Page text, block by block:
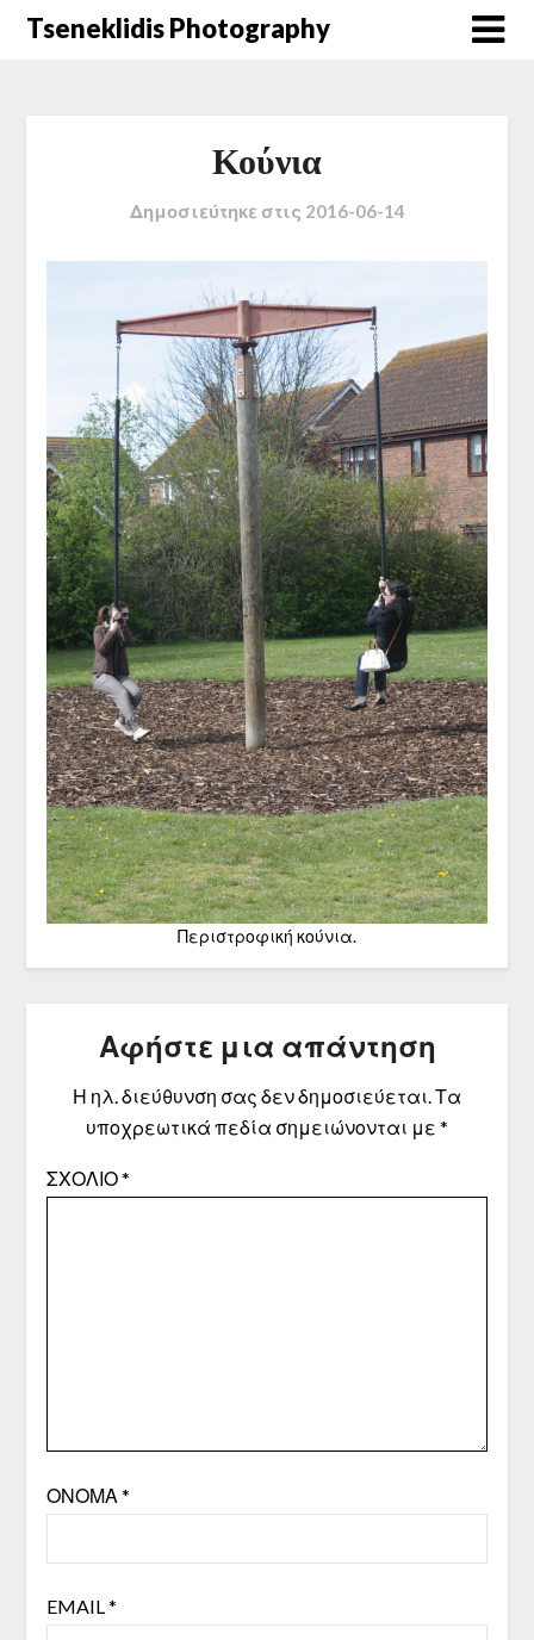
Μετάβαση
Tseneklidis Photography
Κούνια
Δημοσιεύτηκε στις 2016-06-14
Περιστροφική κούνια.
Αφήστε μια απάντηση
Η ηλ. διεύθυνση σας δεν δημοσιεύεται.Τα
υποχρεωτικά πεδία σημειώνονται με *
ΣΧΌΛΙΟ*
ΌΝΟΜΑ *
EMAIL*